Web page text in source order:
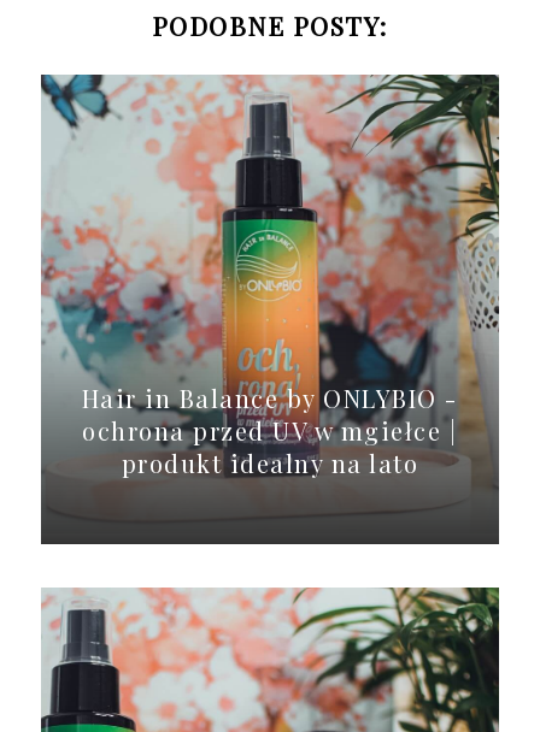
PODOBNE POSTY:
Hair in Balance by ONLYBIO -
ochrona przed UV w mgiełce |
produkt idealny na lato